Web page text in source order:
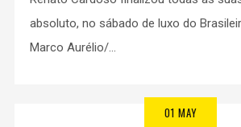
absoluto, no sábado de luxo do
Marco Aurélio/...
01 MAY